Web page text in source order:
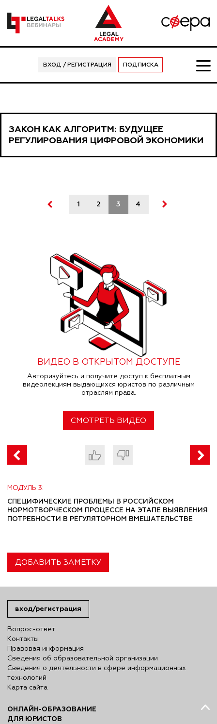
ВХОД / РЕГИСТРАЦИЯ ПОДПИСКА
ЗАКОН КАК АЛГОРИТМ: БУДУЩЕЕ
РЕГУЛИРОВАНИЯ ЦИФРОВОЙ ЭКОНОМИКИ
1 2 3 4
ВИДЕО В ОТКРЫТОМ ДОСТУПЕ
Авторизуйтесь и получите доступ к бесплатным
видеолекциям выдающихся юристов по различным
отраслям права.
СМОТРЕТЬ ВИДЕО
МОДУЛЬ 3:
СПЕЦИФИЧЕСКИЕ ПРОБЛЕМЫ В РОССИЙСКОМ
НОРМОТВОРЧЕСКОМ ПРОЦЕССЕ НА ЭТАПЕ ВЫЯВЛЕНИЯ
ПОТРЕБНОСТИ В РЕГУЛЯТОРНОМ ВМЕШАТЕЛЬСТВЕ
ДОБАВИТЬ ЗАМЕТКУ
вход/регистрация
Вопрос-ответ
Контакты
Правовая информация
Сведения об образовательной организации
Сведения о деятельности в сфере информационных
технологий
Карта сайта
ОНЛАЙН-ОБРАЗОВАНИЕ
ДЛЯ ЮРИСТОВ